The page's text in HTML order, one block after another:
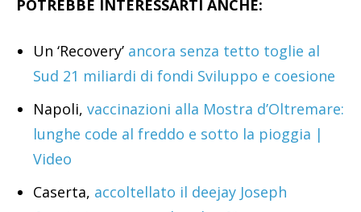
POTREBBE INTERESSARTI ANCHE:
Un ‘Recovery’ ancora senza tetto toglie al
Sud 21 miliardi di fondi Sviluppo e coesione
Napoli, vaccinazioni alla Mostra d’Oltremare:
lunghe code al freddo e sotto la pioggia |
Video
Caserta, accoltellato il deejay Joseph